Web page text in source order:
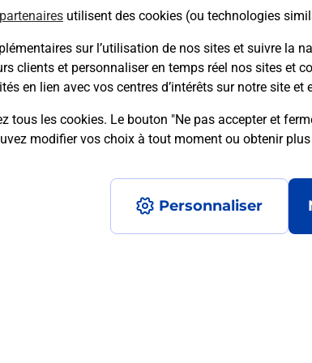
utilisent des cookies (ou technologies
sur l’utilisation de nos sites et suivre la
clients et personnaliser en temps réel nos sites et
en lien avec vos centres d’intérêts sur notre site et
tous les cookies. Le bouton "Ne pas accepter et
modifier vos choix à tout moment ou obtenir
Personnaliser
En savoir plus
posées
acheté en ligne depuis votre